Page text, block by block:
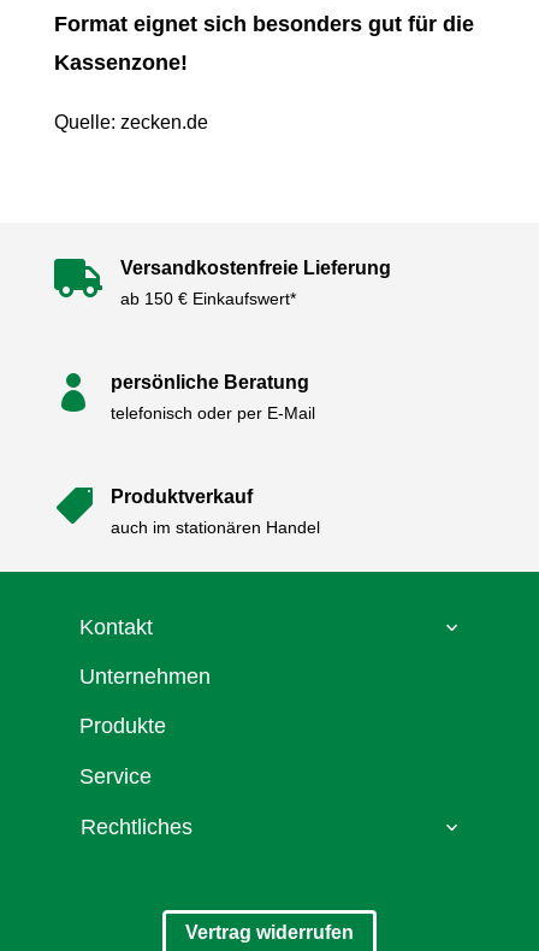
Format eignet sich besonders gut für die
Kassenzone!
Quelle: zecken.de
 Versandkostenfreie Lieferung
ab 150 € Einkaufswert*
 persönliche Beratung
telefonisch oder per E-Mail
 Produktverkauf
auch im stationären Handel
Kontakt
Unternehmen
Produkte
Service
Rechtliches
Vertrag widerrufen